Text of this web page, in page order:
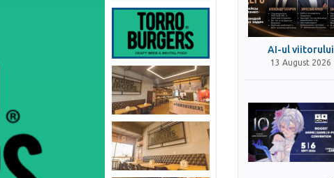
AI-ul viitorului
13 August 2026